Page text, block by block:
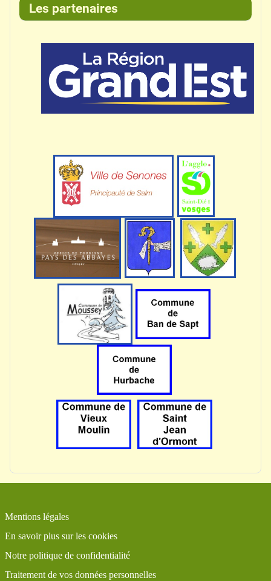
Les partenaires
Mentions légales
En savoir plus sur les cookies
Notre politique de confidentialité
Traitement de vos données personnelles